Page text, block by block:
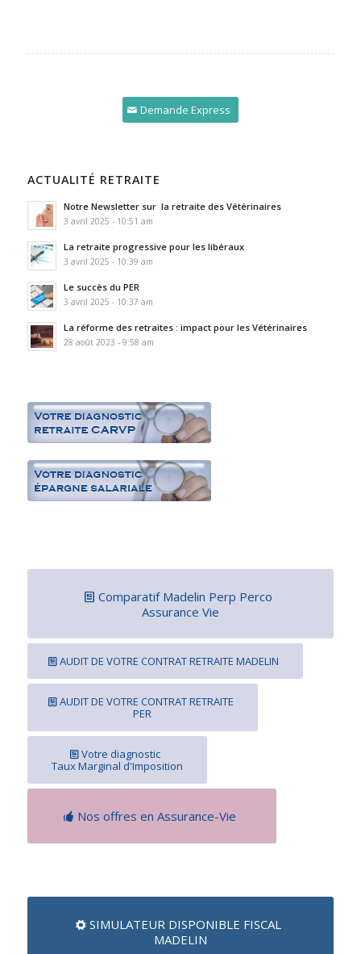
Demande Express
ACTUALITÉ RETRAITE
Notre Newsletter sur la retraite des Vétérinaires
3 avril 2025 - 10:51 am
La retraite progressive pour les libéraux
3 avril 2025 - 10:39 am
Le succès du PER
3 avril 2025 - 10:37 am
La réforme des retraites : impact pour les Vétérinaires
28 août 2023 - 9:58 am
Comparatif Madelin Perp Perco
Assurance Vie
AUDIT DE VOTRE CONTRAT RETRAITE MADELIN
AUDIT DE VOTRE CONTRAT RETRAITE
PER
Votre diagnostic
Taux Marginal d'Imposition
Nos offres en Assurance-Vie
SIMULATEUR DISPONIBLE FISCAL
MADELIN